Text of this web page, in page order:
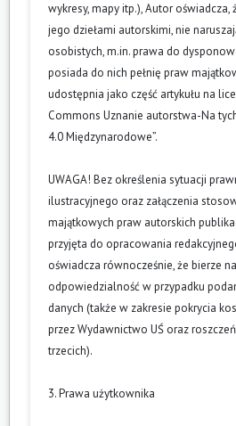
wykresy, mapy itp.), Autor oświadcza,
jego dziełami autorskimi, nie
osobistych, m.in. prawa do
posiada do nich pełnię praw
udostępnia jako część artykułu na
Commons Uznanie autorstwa-Na
4.0 Międzynarodowe”.
UWAGA! Bez określenia sytuacji
ilustracyjnego oraz załączenia
majątkowych praw autorskich
przyjęta do opracowania
oświadcza równocześnie, że bierze
odpowiedzialność w przypadku
danych (także w zakresie pokrycia
przez Wydawnictwo UŚ oraz
trzecich).
3. Prawa użytkownika